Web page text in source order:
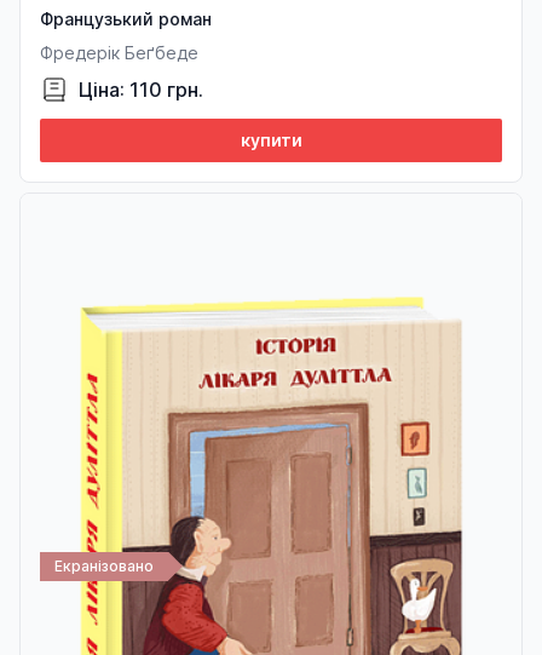
Французький роман
Фредерік Беґбеде
Ціна: 110 грн.
купити
Екранізовано